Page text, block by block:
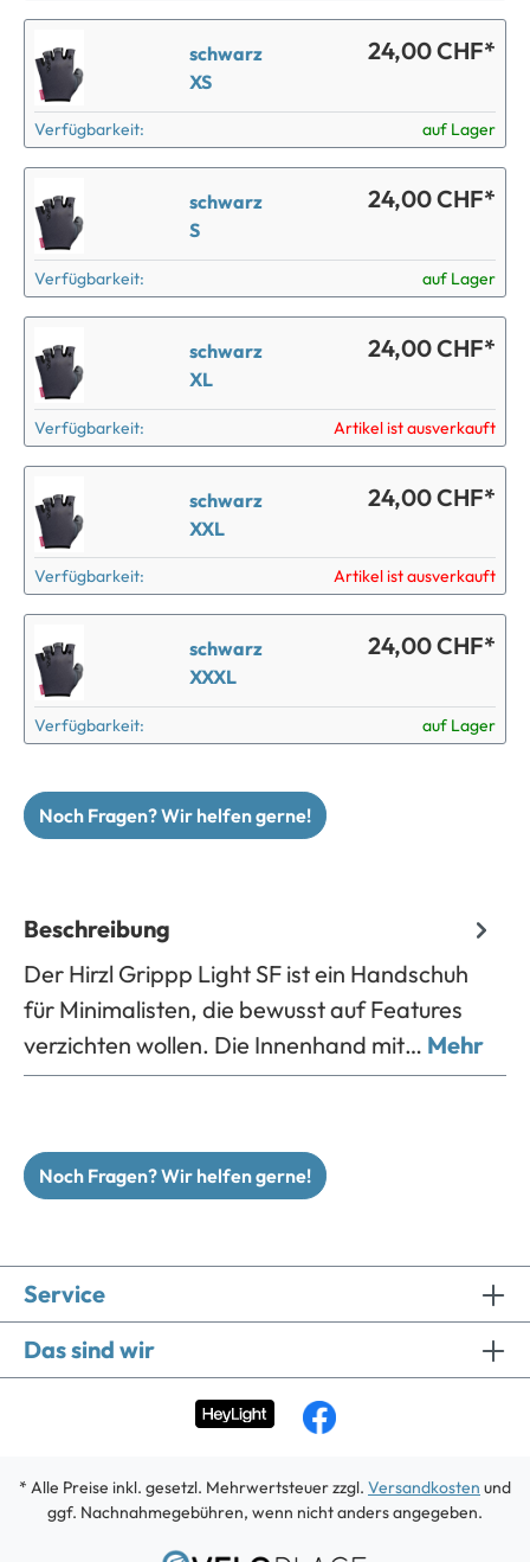
schwarz
XS
24,00 CHF*
Verfügbarkeit: auf Lager
schwarz
S
24,00 CHF*
Verfügbarkeit: auf Lager
schwarz
XL
24,00 CHF*
Verfügbarkeit: Artikel ist ausverkauft
schwarz
XXL
24,00 CHF*
Verfügbarkeit: Artikel ist ausverkauft
schwarz
XXXL
24,00 CHF*
Verfügbarkeit: auf Lager
Noch Fragen? Wir helfen gerne!
Beschreibung
Der Hirzl Grippp Light SF ist ein Handschuh
für Minimalisten, die bewusst auf Features
verzichten wollen. Die Innenhand mit… Mehr
Noch Fragen? Wir helfen gerne!
Service
Das sind wir
* Alle Preise inkl. gesetzl. Mehrwertsteuer zzgl. Versandkosten und
ggf. Nachnahmegebühren, wenn nicht anders angegeben.